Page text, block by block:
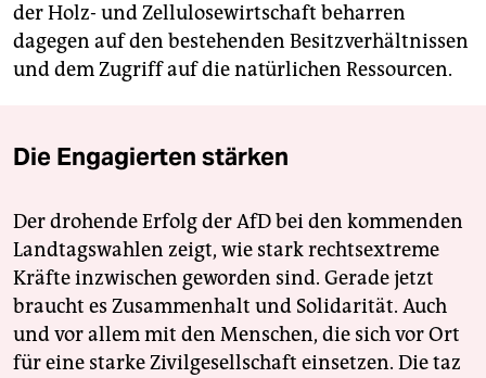
der Holz- und Zellulosewirtschaft beharren
dagegen auf den bestehenden Besitzverhältnissen
und dem Zugriff auf die natürlichen Ressourcen.
Die Engagierten stärken
Der drohende Erfolg der AfD bei den kommenden
Landtagswahlen zeigt, wie stark rechtsextreme
Kräfte inzwischen geworden sind. Gerade jetzt
braucht es Zusammenhalt und Solidarität. Auch
und vor allem mit den Menschen, die sich vor Ort
für eine starke Zivilgesellschaft einsetzen. Die taz